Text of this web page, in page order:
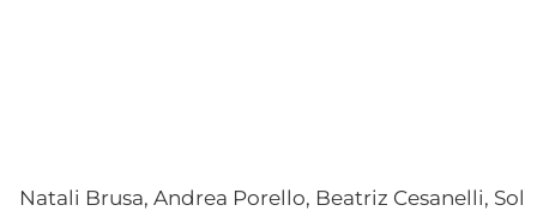
Natali Brusa, Andrea Porello, Beatriz Cesanelli, Sol